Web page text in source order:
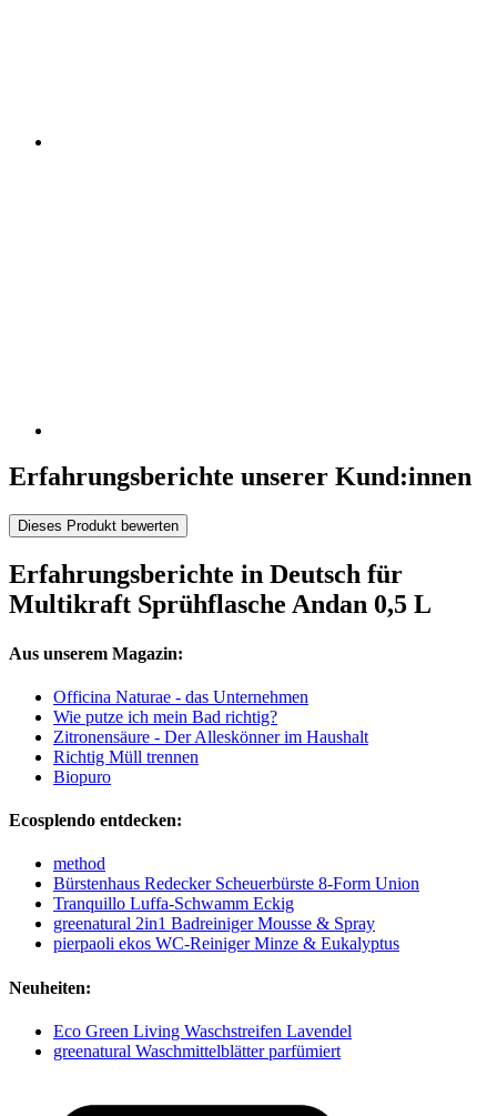
Erfahrungsberichte unserer Kund:innen
Dieses Produkt bewerten
Erfahrungsberichte in Deutsch für
Multikraft Sprühflasche Andan 0,5 L
Aus unserem Magazin:
Officina Naturae - das Unternehmen
Wie putze ich mein Bad richtig?
Zitronensäure - Der Alleskönner im Haushalt
Richtig Müll trennen
Biopuro
Ecosplendo entdecken:
method
Bürstenhaus Redecker Scheuerbürste 8-Form Union
Tranquillo Luffa-Schwamm Eckig
greenatural 2in1 Badreiniger Mousse & Spray
pierpaoli ekos WC-Reiniger Minze & Eukalyptus
Neuheiten:
Eco Green Living Waschstreifen Lavendel
greenatural Waschmittelblätter parfümiert